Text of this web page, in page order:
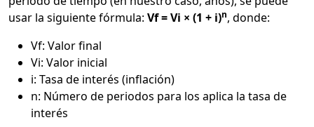
usar la siguiente fórmula: Vf = Vi × (1 + i)n, donde:
Vf: Valor final
Vi: Valor inicial
i: Tasa de interés (inflación)
n: Número de periodos para los aplica la tasa de
interés